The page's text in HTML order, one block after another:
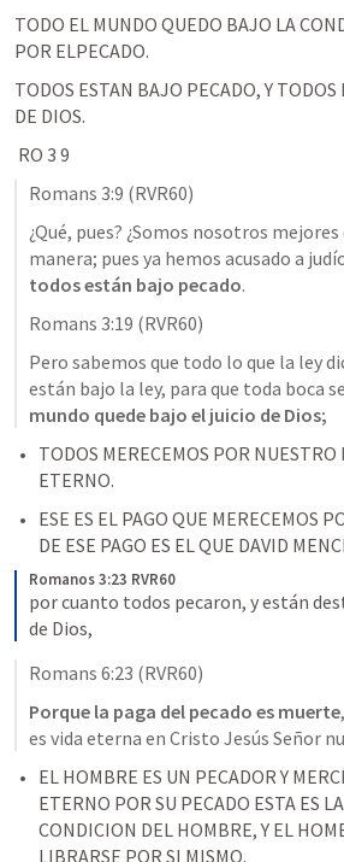
TODO EL MUNDO QUEDO BAJO LA
POR ELPECADO.
TODOS ESTAN BAJO PECADO, Y
DE DIOS.
RO 3 9
Romans 3:9 (RVR60)
¿Qué, pues? ¿Somos nosotros
todos están bajo pecado.
Romans 3:19 (RVR60)
Pero sabemos que todo lo que la ley
están bajo la ley, para que toda boca
mundo quede bajo el juicio de Dios;
TODOS MERECEMOS POR
ETERNO.
ESE ES EL PAGO QUE MERECEMOS
DE ESE PAGO ES EL QUE DAVID
Romanos 3:23 RVR60
por cuanto todos pecaron, y están
de Dios,
Romans 6:23 (RVR60)
Porque la paga del pecado es muerte
es vida eterna en Cristo Jesús Señor
EL HOMBRE ES UN PECADOR Y
ETERNO POR SU PECADO ESTA ES
CONDICION DEL HOMBRE, Y EL
LIBRARSE POR SI MISMO.